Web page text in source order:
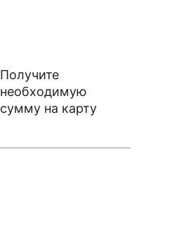
Получите
необходимую
сумму на карту